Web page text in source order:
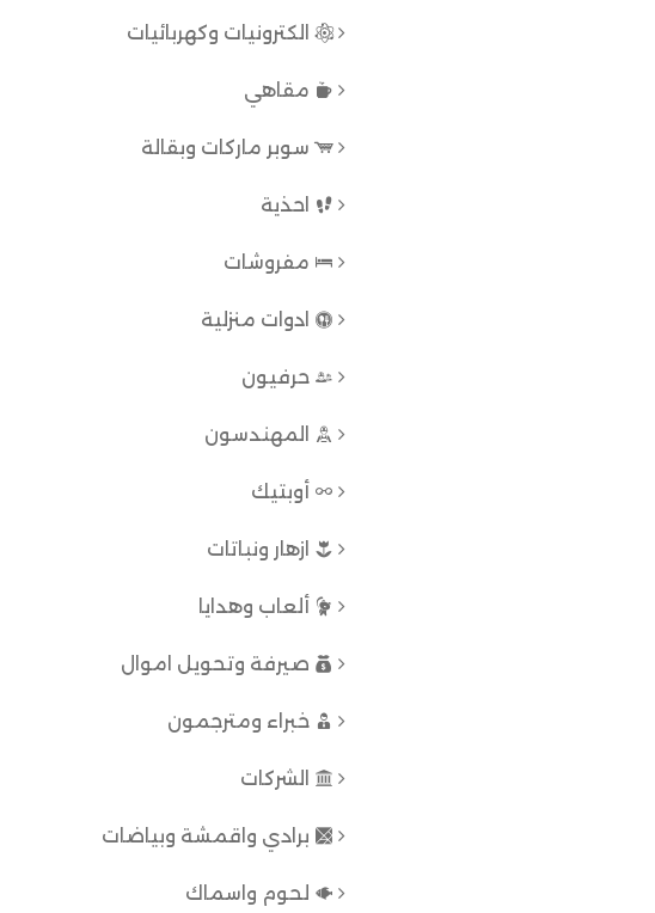
الكترونيات وكهربائيات
مقاهي
سوبر ماركات وبقالة
احذية
مفروشات
ادوات منزلية
حرفيون
المهندسون
أوبتيك
ازهار ونباتات
ألعاب وهدايا
صيرفة وتحويل اموال
خبراء ومترجمون
الشركات
برادي واقمشة وبياضات
لحوم واسماك